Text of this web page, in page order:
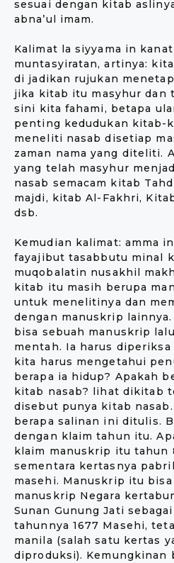
sesuai dengan kitab
abna’ul imam.
Kalimat la siyyama in
muntasyiratan, artinya:
di jadikan rujukan
jika kitab itu masyhur dan
sini kita fahami, betapa
penting kedudukan kitab-
meneliti nasab disetiap
zaman nama yang diteliti.
yang telah masyhur
nasab semacam kitab
majdi, kitab Al-Fakhri,
dsb.
Kemudian kalimat: amma
fayajibut tasabbutu minal
muqobalatin nusakhil
kitab itu masih berupa
untuk menelitinya dan
dengan manuskrip
bisa sebuah manuskrip
mentah. Ia harus
kita harus mengetahui
berapa ia hidup? Apakah
kitab nasab? lihat dikitab
disebut punya kitab
berapa salinan ini ditulis.
dengan klaim tahun itu.
klaim manuskrip itu tahun
sementara kertasnya
masehi. Manuskrip itu
manuskrip Negara
Sunan Gunung Jati sebagai
tahunnya 1677 Masehi,
manila (salah satu kertas
diproduksi). Kemungkinan